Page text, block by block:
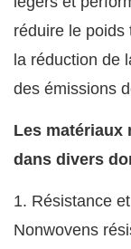
réduire le poids
la réduction de
des émissions
Les matériaux
dans divers
1. Résistance
Nonwovens